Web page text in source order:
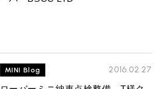
MINI Blog
2016.02.27